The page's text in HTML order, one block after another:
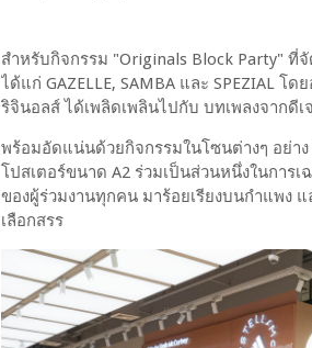
สำหรับกิจกรรม "Originals Block Party" ที่
ได้แก่ GAZELLE, SAMBA และ SPEZIAL
ริจินอลส์ ได้เพลิดเพลินไปกับ บทเพลงจากดี
พร้อมอัดแน่นด้วยกิจกรรมในโซนต่างๆ อย่า
โปสเตอร์ขนาด A2 ร่วมเป็นส่วนหนึ่งในการ
ของผู้ร่วมงานทุกคน มาร้อยเรียงบนกำแพง
เลือกสรร